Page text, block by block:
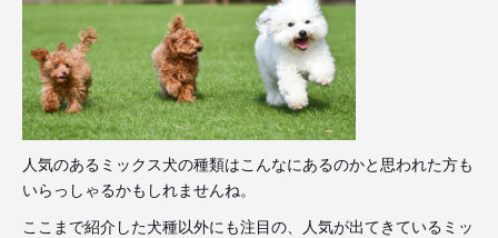
人気のあるミックス犬の種類はこんなにあるのかと思われた方も
いらっしゃるかもしれませんね。
ここまで紹介した犬種以外にも注目の、人気が出てきているミッ